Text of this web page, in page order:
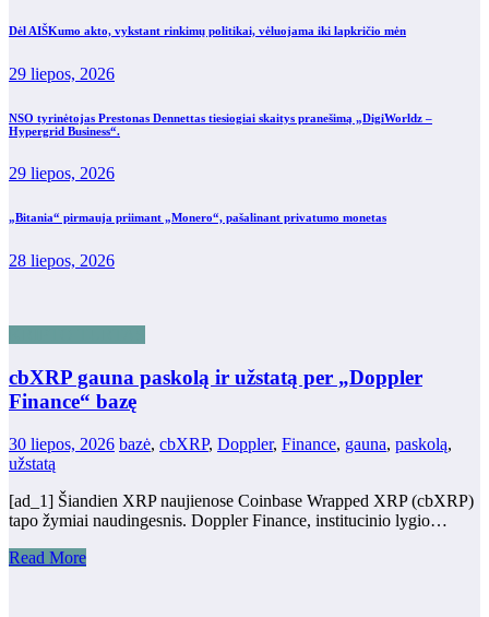
Dėl AIŠKumo akto, vykstant rinkimų politikai, vėluojama iki lapkričio mėn
29 liepos, 2026
NSO tyrinėtojas Prestonas Dennettas tiesiogiai skaitys pranešimą „DigiWorldz –
Hypergrid Business“.
29 liepos, 2026
„Bitania“ pirmauja priimant „Monero“, pašalinant privatumo monetas
28 liepos, 2026
cbXRP gauna paskolą ir užstatą per „Doppler
Finance“ bazę
30 liepos, 2026 bazė, cbXRP, Doppler, Finance, gauna, paskolą,
užstatą
[ad_1] Šiandien XRP naujienose Coinbase Wrapped XRP (cbXRP)
tapo žymiai naudingesnis. Doppler Finance, institucinio lygio…
Read More